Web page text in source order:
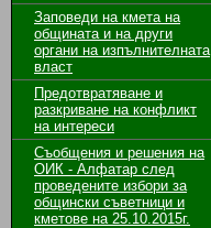
Заповеди на кмета на
общината и на други
органи на изпълнителната
власт
Предотвратяване и
разкриване на конфликт
на интереси
Съобщения и решения на
ОИК - Алфатар след
проведените избори за
общински съветници и
кметове на 25.10.2015г.